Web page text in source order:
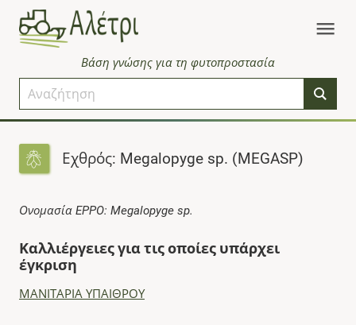
Βάση γνώσης για τη φυτοπροστασία
Εχθρός: Megalopyge sp. (MEGASP)
Ονομασία EPPO: Megalopyge sp.
Καλλιέργειες για τις οποίες υπάρχει
έγκριση
ΜΑΝΙΤΑΡΙΑ ΥΠΑΙΘΡΟΥ